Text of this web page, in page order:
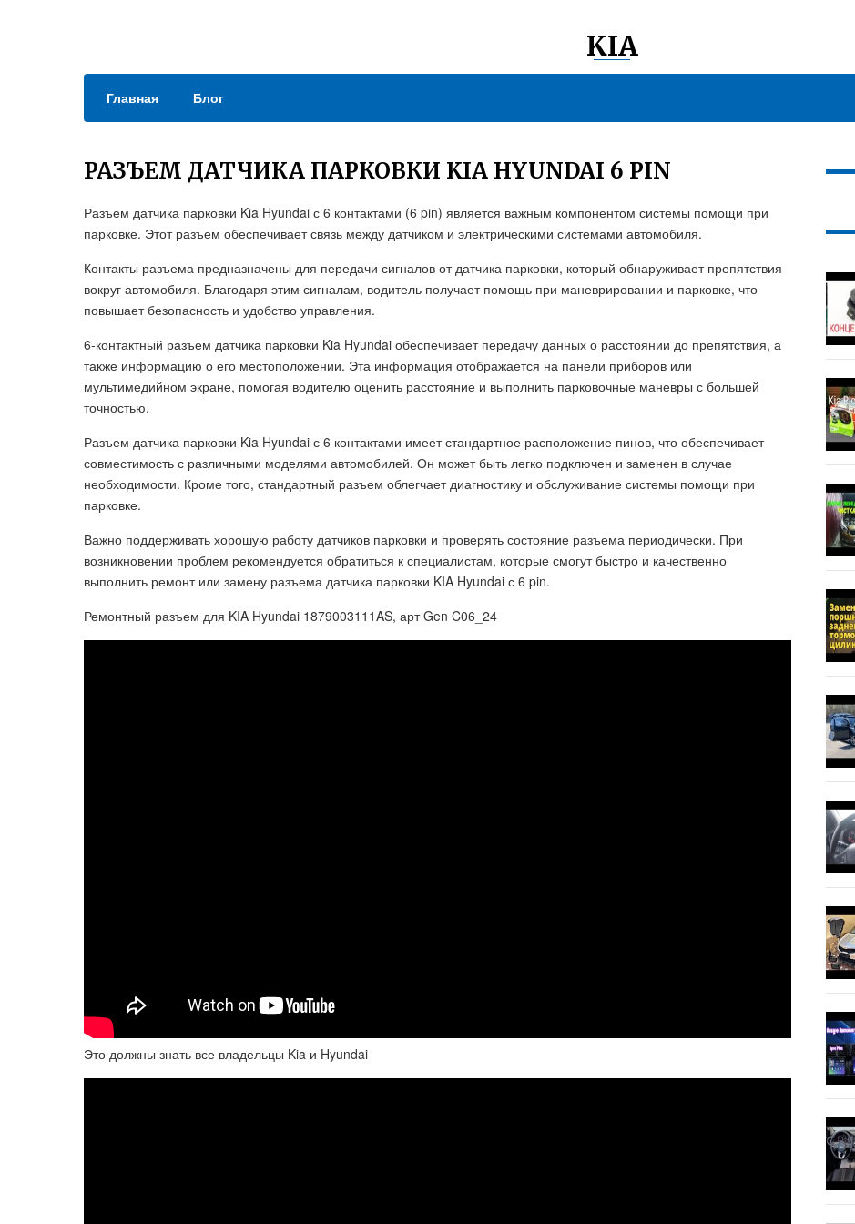
KIA
Главная Блог
РАЗЪЕМ ДАТЧИКА ПАРКОВКИ KIA HYUNDAI 6 PIN
Разъем датчика парковки Kia Hyundai с 6 контактами (6 pin) является важным компонентом системы помощи при
парковке. Этот разъем обеспечивает связь между датчиком и электрическими системами автомобиля.
Контакты разъема предназначены для передачи сигналов от датчика парковки, который обнаруживает препятствия
вокруг автомобиля. Благодаря этим сигналам, водитель получает помощь при маневрировании и парковке, что
повышает безопасность и удобство управления.
6-контактный разъем датчика парковки Kia Hyundai обеспечивает передачу данных о расстоянии до препятствия, а
также информацию о его местоположении. Эта информация отображается на панели приборов или
мультимедийном экране, помогая водителю оценить расстояние и выполнить парковочные маневры с большей
точностью.
Разъем датчика парковки Kia Hyundai с 6 контактами имеет стандартное расположение пинов, что обеспечивает
совместимость с различными моделями автомобилей. Он может быть легко подключен и заменен в случае
необходимости. Кроме того, стандартный разъем облегчает диагностику и обслуживание системы помощи при
парковке.
Важно поддерживать хорошую работу датчиков парковки и проверять состояние разъема периодически. При
возникновении проблем рекомендуется обратиться к специалистам, которые смогут быстро и качественно
выполнить ремонт или замену разъема датчика парковки KIA Hyundai с 6 pin.
Ремонтный разъем для KIA Hyundai 1879003111AS, арт Gen C06_24
Это должны знать все владельцы Kia и Hyundai